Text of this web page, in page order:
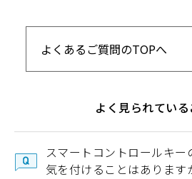
よくあるご質問のTOPへ
よく見られてい
スマートコントロールキー
気を付けることはあります